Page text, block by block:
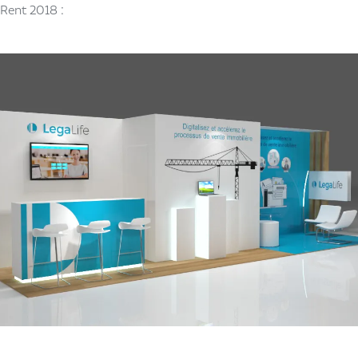
Rent 2018 :